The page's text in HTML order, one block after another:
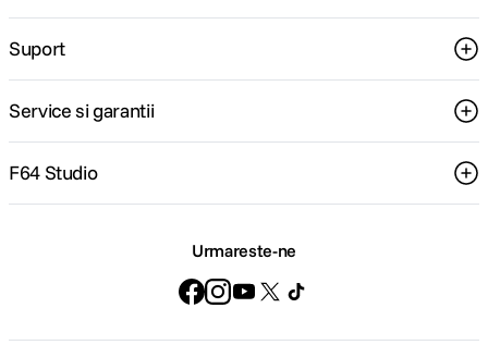
Suport
Service si garantii
F64 Studio
Urmareste-ne